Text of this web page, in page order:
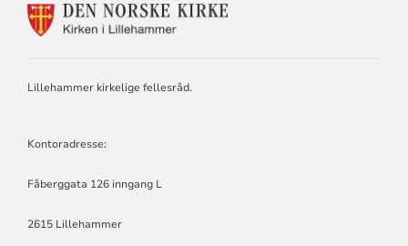
KONTAKTINFORMASJON
Lillehammer kirkelige fellesråd.
Kontoradresse:
Fåberggata 126 inngang L
2615 Lillehammer